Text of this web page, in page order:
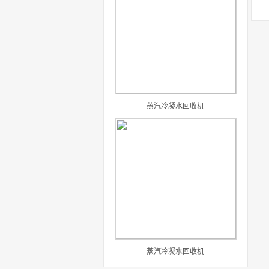
蒸汽冷凝水回收机
蒸汽冷凝水回收机